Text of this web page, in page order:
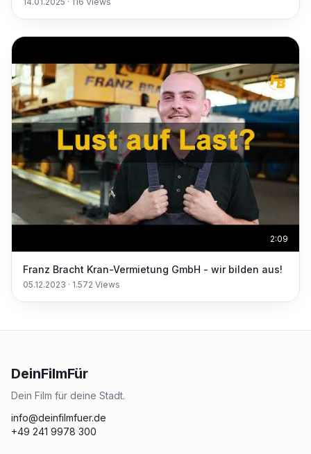
2:09
Franz Bracht Kran-Vermietung GmbH - wir bilden aus!
05.12.2023 · 1.572 Views
DeinFilmFür
Dein Film für deine Stadt.
info@deinfilmfuer.de
+49 241 9978 300